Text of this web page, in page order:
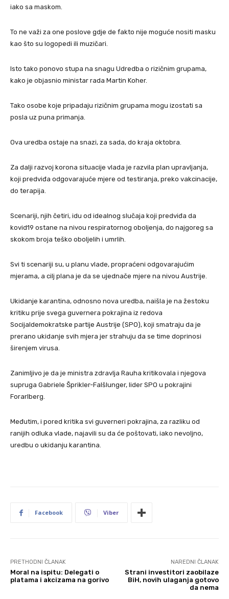
iako sa maskom.
To ne važi za one poslove gdje de fakto nije moguće nositi masku
kao što su logopedi ili muzičari.
Isto tako ponovo stupa na snagu Udredba o rizičnim grupama,
kako je objasnio ministar rada Martin Koher.
Tako osobe koje pripadaju rizičnim grupama mogu izostati sa
posla uz puna primanja.
Ova uredba ostaje na snazi, za sada, do kraja oktobra.
Za dalji razvoj korona situacije vlada je razvila plan upravljanja,
koji predviđa odgovarajuće mjere od testiranja, preko vakcinacije,
do terapija.
Scenariji, njih četiri, idu od idealnog slučaja koji predviđa da
kovid19 ostane na nivou respiratornog oboljenja, do najgoreg sa
skokom broja teško oboljelih i umrlih.
Svi ti scenariji su, u planu vlade, propraćeni odgovarajućim
mjerama, a cilj plana je da se ujednače mjere na nivou Austrije.
Ukidanje karantina, odnosno nova uredba, naišla je na žestoku
kritiku prije svega guvernera pokrajina iz redova
Socijaldemokratske partije Austrije (SPO), koji smatraju da je
prerano ukidanje svih mjera jer strahuju da se time doprinosi
širenjem virusa.
Zanimljivo je da je ministra zdravlja Rauha kritikovala i njegova
supruga Gabriele Šprikler-Falšlunger, lider SPO u pokrajini
Forarlberg.
Međutim, i pored kritika svi guverneri pokrajina, za razliku od
ranijih odluka vlade, najavili su da će poštovati, iako nevoljno,
uredbu o ukidanju karantina.
Facebook Viber
PRETHODNI ČLANAK
Moral na ispitu: Delegati o
platama i akcizama na gorivo
NAREDNI ČLANAK
Strani investitori zaobilaze
BiH, novih ulaganja gotovo
da nema